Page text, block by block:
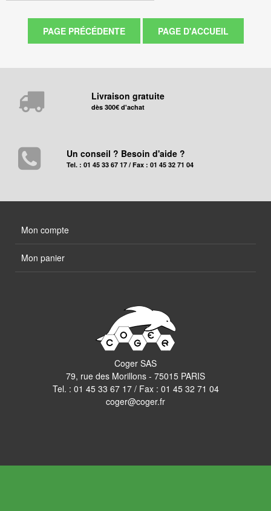
Livraison gratuite
dès 300€ d'achat
Un conseil ? Besoin d'aide ?
Tel. : 01 45 33 67 17 / Fax : 01 45 32 71 04
Mon compte
Mon panier
Coger SAS
79, rue des Morillons - 75015 PARIS
Tel. : 01 45 33 67 17/ Fax : 01 45 32 71 04
coger@coger.fr